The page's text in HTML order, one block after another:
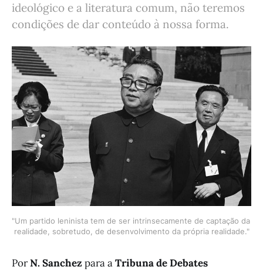
ideológico e a literatura comum, não teremos
condições de dar conteúdo à nossa forma.
"Um partido leninista tem de ser intrinsecamente de captação da
realidade, sobretudo, de desenvolvimento da própria realidade."
PorN. Sanchezpara aTribuna de Debates